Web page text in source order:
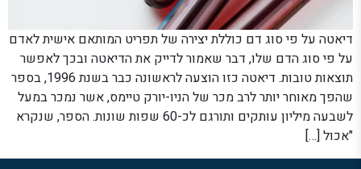
דיאטה על פי סוג דם כוללת יצירה של תפריט המותאם אישית לאדם
על פי סוג הדם שלו, דבר שאמור לדייק את הדיאטה ובכך לאפשר
תוצאות טובות. דיאטה כזו הוצעה לראשונה כבר בשנת 1996, בספר
שהפך מאוחר יותר לרב מכר של הניו-יורק טיימס, אשר נמכר במעל
לשבעה מיליון עותקים ותורגם לכ-60 שפות שונות. הספר, שנקרא
"אכול […]